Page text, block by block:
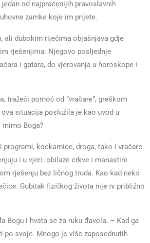
od najpraćenijih pravoslavnih
zamke koje im prijete.
ali dubokim riječima objašnjava gdje
rješenjima. Njegovo posljednje
i gatara, do vjerovanja u horoskope i
tražeći pomoć od “vračare”, greškom
situacija poslužila je kao uvod u
Boga?
kockarnice, droga, tako i vračare
i u vjeri: obilaze crkve i manastire
rješenju bez ličnog truda. Kao kad neko
Gubitak fizičkog života nije ni približno
Bogu i hvata se za ruku đavola. – Kad ga
po svoje. Mnogo je više zaposednutih